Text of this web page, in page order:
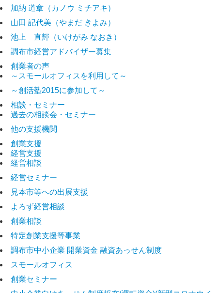
加納 道章（カノウ ミチアキ）
山田 記代美（やまだ きよみ）
池上 直輝（いけがみ なおき）
調布市経営アドバイザー募集
創業者の声
～スモールオフィスを利用して～
～創活塾2015に参加して～
相談・セミナー
過去の相談会・セミナー
他の支援機関
創業支援
経営支援
経営相談
経営セミナー
見本市等への出展支援
よろず経営相談
創業相談
特定創業支援等事業
調布市中小企業 開業資金 融資あっせん制度
スモールオフィス
創業セミナー